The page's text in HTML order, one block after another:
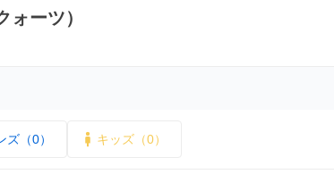
ーツ）
ズ（0） キッズ（0）